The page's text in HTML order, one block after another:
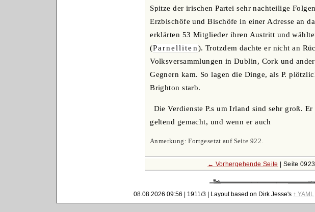
Spitze der irischen Partei sehr nachteilige
Erzbischöfe und Bischöfe in einer Adresse an
erklärten 53 Mitglieder ihren Austritt und
(Parnelliten). Trotzdem dachte er nicht an
Volksversammlungen in Dublin, Cork und
Gegnern kam. So lagen die Dinge, als P.
Brighton starb.
Die Verdienste P.s um Irland sind sehr groß.
geltend gemacht, und wenn er auch
Anmerkung: Fortgesetzt auf Seite 922.
← Vorhergehende Seite | Seite
08.08.2026 09:56 | 1911/3 | Layout based on Dirk Jesse's ↑ YAML